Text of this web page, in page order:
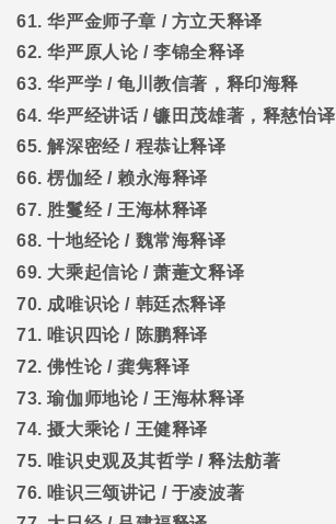
61.华严金师子章 / 方立天释译
62.华严原人论/李锦全释译
63.华严学 /龟川教信著，释印海释
64.华严经讲话 /镰田茂雄著，释慈怡译
65.解深密经/ 程恭让释译
66.楞伽经/ 赖永海释译
67. 胜鬘经/ 王海林释译
68.十地经论/ 魏常海释译
69. 大乘起信论/萧萐文释译
70. 成唯识论/ 韩廷杰释译
71. 唯识四论/ 陈鹏释译
72.佛性论/龚隽释译
73.瑜伽师地论/ 王海林释译
74.摄大乘论/ 王健释译
75. 唯识史观及其哲学 /释法舫著
76. 唯识三颂讲记 / 于凌波著